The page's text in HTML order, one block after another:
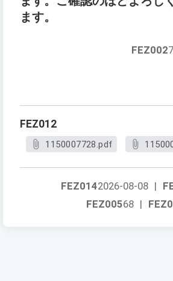
ます。
FEZ002
FEZ012
1150007728.pdf
FEZ0142026-08-08 |
FEZ00568 |